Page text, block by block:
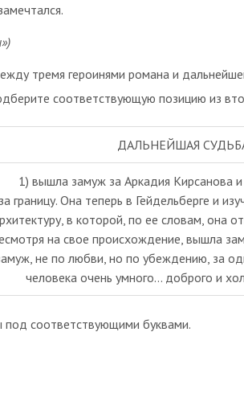
тремя героинями романа и
соответствующую позицию из
ДАЛЬНЕЙШАЯ
1) вышла замуж за Аркадия Кирсанова
границу. Она теперь в Гейдельберге и
в которой, по ее словам, она
на свое происхождение, вышла
не по любви, но по убеждению, за
человека очень умного... доброго и
соответствующими буквами.